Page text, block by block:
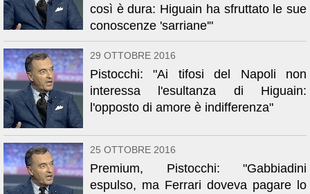
così è dura: Higuain ha sfruttato le sue
conoscenze 'sarriane'"
29 OTTOBRE 2016
Pistocchi: "Ai tifosi del Napoli non
interessa l'esultanza di Higuain:
l'opposto di amore è indifferenza"
25 OTTOBRE 2016
Premium, Pistocchi: "Gabbiadini
espulso, ma Ferrari doveva pagare lo